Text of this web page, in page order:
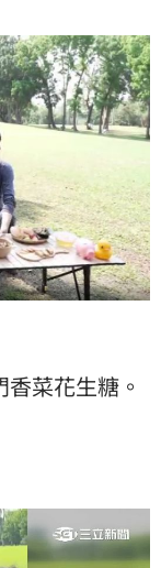
菜花生糖。